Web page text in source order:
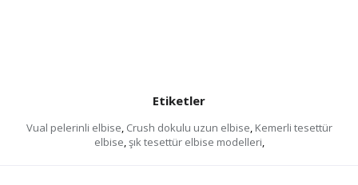
Etiketler
Vual pelerinli elbise, Crush dokulu uzun elbise, Kemerli tesettür
elbise,şık tesettür elbise modelleri,